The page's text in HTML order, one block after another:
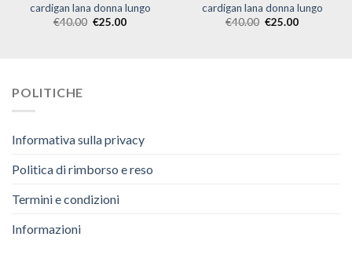
cardigan lana donna lungo
€40.00 €25.00
cardigan lana donna lungo
€40.00 €25.00
POLITICHE
Informativa sulla privacy
Politica di rimborso e reso
Termini e condizioni
Informazioni